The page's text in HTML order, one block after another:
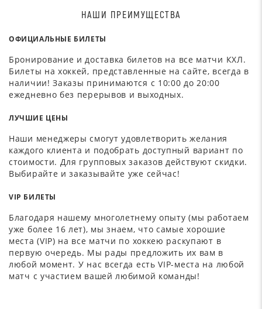
НАШИ ПРЕИМУЩЕСТВА
ОФИЦИАЛЬНЫЕ БИЛЕТЫ
Бронирование и доставка билетов на все матчи КХЛ.
Билеты на хоккей, представленные на сайте, всегда в
наличии! Заказы принимаются с 10:00 до 20:00
ежедневно без перерывов и выходных.
ЛУЧШИЕ ЦЕНЫ
Наши менеджеры смогут удовлетворить желания
каждого клиента и подобрать доступный вариант по
стоимости. Для групповых заказов действуют скидки.
Выбирайте и заказывайте уже сейчас!
VIP БИЛЕТЫ
Благодаря нашему многолетнему опыту (мы работаем
уже более 16 лет), мы знаем, что самые хорошие
места (VIP) на все матчи по хоккею раскупают в
первую очередь. Мы рады предложить их вам в
любой момент. У нас всегда есть VIP-места на любой
матч с участием вашей любимой команды!